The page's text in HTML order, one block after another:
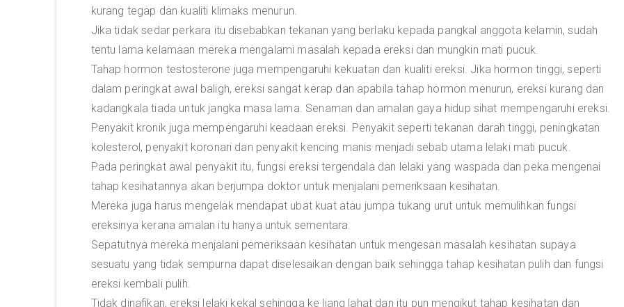
kurang tegap dan kualiti klimaks menurun.
Jika tidak sedar perkara itu disebabkan tekanan yang berlaku kepada pangkal anggota kelamin, sudah
tentu lama kelamaan mereka mengalami masalah kepada ereksi dan mungkin mati pucuk.
Tahap hormon testosterone juga mempengaruhi kekuatan dan kualiti ereksi. Jika hormon tinggi, seperti
dalam peringkat awal baligh, ereksi sangat kerap dan apabila tahap hormon menurun, ereksi kurang dan
kadangkala tiada untuk jangka masa lama. Senaman dan amalan gaya hidup sihat mempengaruhi ereksi.
Penyakit kronik juga mempengaruhi keadaan ereksi. Penyakit seperti tekanan darah tinggi, peningkatan
kolesterol, penyakit koronari dan penyakit kencing manis menjadi sebab utama lelaki mati pucuk.
Pada peringkat awal penyakit itu, fungsi ereksi tergendala dan lelaki yang waspada dan peka mengenai
tahap kesihatannya akan berjumpa doktor untuk menjalani pemeriksaan kesihatan.
Mereka juga harus mengelak mendapat ubat kuat atau jumpa tukang urut untuk memulihkan fungsi
ereksinya kerana amalan itu hanya untuk sementara.
Sepatutnya mereka menjalani pemeriksaan kesihatan untuk mengesan masalah kesihatan supaya
sesuatu yang tidak sempurna dapat diselesaikan dengan baik sehingga tahap kesihatan pulih dan fungsi
ereksi kembali pulih.
Tidak dinafikan, ereksi lelaki kekal sehingga ke liang lahat dan itu pun mengikut tahap kesihatan dan